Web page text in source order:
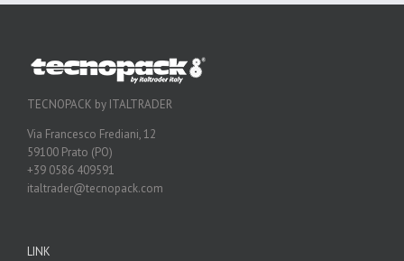
TECNOPACK by ITALTRADER
Via Francesco Frediani, 12
59100 Prato (PO)
+39 0586 409591
italtrader@tecnopack.com
LINK